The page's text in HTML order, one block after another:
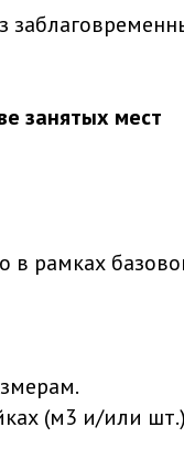
занятых мест
рамках
(м3 и/или